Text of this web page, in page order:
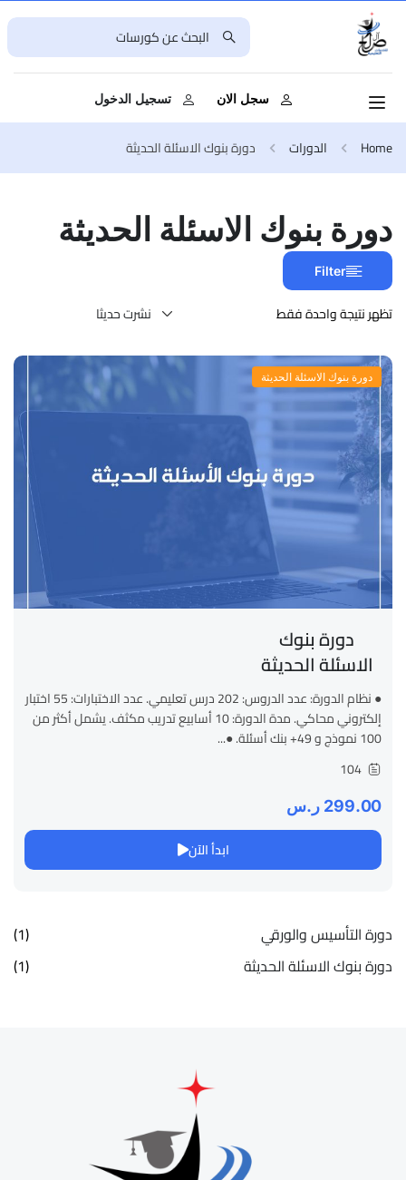
سجل الان تسجيل الدخول
Home الدورات دورة بنوك الاسئلة الحديثة
دورة بنوك الاسئلة الحديثة
Filter
تظهر نتيجة واحدة فقط
دورة بنوك الاسئلة الحديثة
دورة بنوك
الاسئلة الحديثة
● نظام الدورة: عدد الدروس: 202 درس تعليمي. عدد الاختبارات: 55 اختبار
إلكتروني محاكي. مدة الدورة: 10 أسابيع تدريب مكثف. يشمل أكثر من
100 نموذج و 49+ بنك أسئلة. ●...
104
299.00 ر.س
ابدأ الآن
دورة التأسيس والورقي
(1)
دورة بنوك الاسئلة الحديثة
(1)